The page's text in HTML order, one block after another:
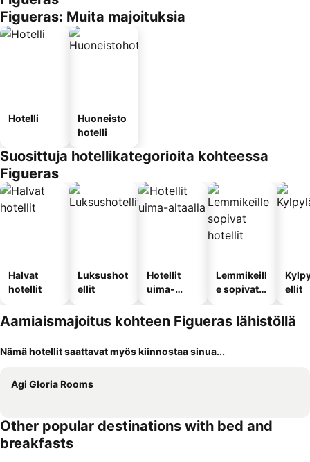
Figueras: Muita majoituksia
Hotelli
Huoneisto
hotelli
Suosittuja hotellikategorioita kohteessa
Figueras
Halvat
hotellit
Luksushot
ellit
Hotellit
uima-
Lemmikeill
e sopivat
ellit
Aamiaismajoitus kohteen Figueras lähistöllä
Nämä hotellit saattavat myös kiinnostaa sinua...
Agi Gloria Rooms
Other popular destinations with bed and
breakfasts